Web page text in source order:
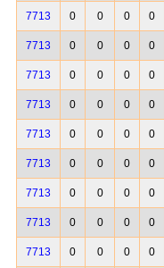
7713
0 0 0 0
7713
0 0 0 0
7713
0 0 0 0
7713
0 0 0 0
7713
0 0 0 0
7713
0 0 0 0
7713
0 0 0 0
7713
0 0 0 0
7713
0 0 0 0